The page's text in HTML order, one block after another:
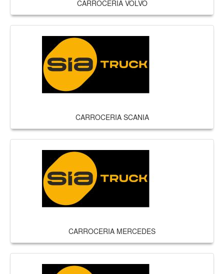
CARROCERIA VOLVO
CARROCERIA SCANIA
CARROCERIA MERCEDES